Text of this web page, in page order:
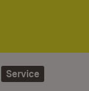
Service